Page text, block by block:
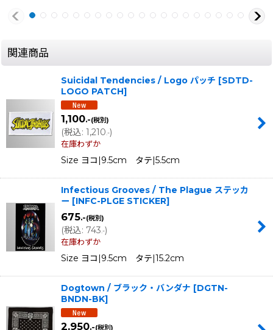
関連商品
Suicidal Tendencies / Logo パッチ [SDTD-
LOGO PATCH]
1,100.-(税別)
(税込: 1,210.-)
在庫わずか
Size ヨコ|9.5cm タテ|5.5cm
Infectious Grooves / The Plague ステッカ
ー [INFC-PLGE STICKER]
675.-(税別)
(税込: 743.-)
在庫わずか
Size ヨコ|9.5cm タテ|15.2cm
Dogtown / ブラック・バンダナ [DGTN-
BNDN-BK]
2,950.-(税別)